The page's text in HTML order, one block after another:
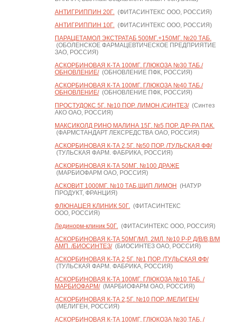
АНТИГРИППИН 20Г.(ФИТАСИНТЕКС ООО, РОССИЯ)
АНТИГРИППИН 10Г.(ФИТАСИНТЕКС ООО, РОССИЯ)
ПАРАЦЕТАМОЛ ЭКСТРАТАБ 500МГ.+150МГ. №20 ТАБ.
(ОБОЛЕНСКОЕ ФАРМАЦЕВТИЧЕСКОЕ ПРЕДПРИЯТИЕ
ЗАО, РОССИЯ)
АСКОРБИНОВАЯ К-ТА 100МГ. ГЛЮКОЗА №30 ТАБ./
ОБНОВЛЕНИЕ/(ОБНОВЛЕНИЕ ПФК, РОССИЯ)
АСКОРБИНОВАЯ К-ТА 100МГ. ГЛЮКОЗА №40 ТАБ./
ОБНОВЛЕНИЕ/(ОБНОВЛЕНИЕ ПФК, РОССИЯ)
ПРОСТУДОКС 5Г. №10 ПОР. ЛИМОН /СИНТЕЗ/(Синтез
АКО ОАО, РОССИЯ)
МАКСИКОЛД РИНО МАЛИНА 15Г. №5 ПОР. Д/Р-РА ПАК.
(ФАРМСТАНДАРТ ЛЕКСРЕДСТВА ОАО, РОССИЯ)
АСКОРБИНОВАЯ К-ТА 2,5Г. №50 ПОР. /ТУЛЬСКАЯ ФФ/
(ТУЛЬСКАЯ ФАРМ. ФАБРИКА, РОССИЯ)
АСКОРБИНОВАЯ К-ТА 50МГ. №100 ДРАЖЕ
(МАРБИОФАРМ ОАО, РОССИЯ)
АСКОВИТ 1000МГ. №10 ТАБ.ШИП ЛИМОН (НАТУР
ПРОДУКТ, ФРАНЦИЯ)
ФЛЮНАЦЕЯ КЛИНИК 50Г.(ФИТАСИНТЕКС
ООО, РОССИЯ)
Лединорм-клиник 50Г.(ФИТАСИНТЕКС ООО, РОССИЯ)
АСКОРБИНОВАЯ К-ТА 50МГ/МЛ. 2МЛ. №10 Р-Р Д/В/В,В/М
АМП. /БИОСИНТЕЗ/(БИОСИНТЕЗ ОАО, РОССИЯ)
АСКОРБИНОВАЯ К-ТА 2,5Г. №1 ПОР. /ТУЛЬСКАЯ ФФ/
(ТУЛЬСКАЯ ФАРМ. ФАБРИКА, РОССИЯ)
АСКОРБИНОВАЯ К-ТА 100МГ. ГЛЮКОЗА №10 ТАБ. /
МАРБИОФАРМ/(МАРБИОФАРМ ОАО, РОССИЯ)
АСКОРБИНОВАЯ К-ТА 2,5Г. №10 ПОР. /МЕЛИГЕН/
(МЕЛИГЕН, РОССИЯ)
АСКОРБИНОВАЯ К-ТА 100МГ. ГЛЮКОЗА №30 ТАБ. /